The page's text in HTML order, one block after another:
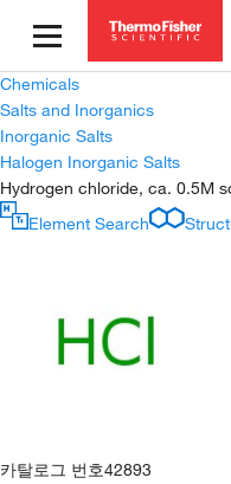
Chemicals
Salts and Inorganics
Inorganic Salts
Halogen Inorganic Salts
Hydrogen chloride, ca. 0.5M
Element Search
카탈로그 번호42893